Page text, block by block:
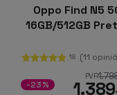
Oppo Find N5
16GB/512GB
18 (11
PVR
1.389
-23%